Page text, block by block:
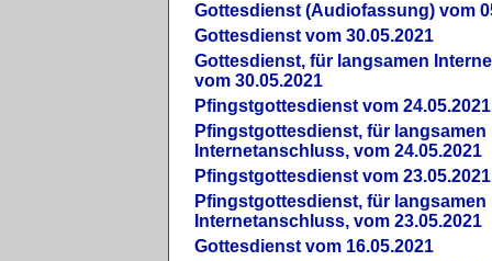
Gottesdienst (Audiofassung) vom
Gottesdienst vom 30.05.2021
Gottesdienst, für langsamen
vom 30.05.2021
Pfingstgottesdienst vom 24.05.2021
Pfingstgottesdienst, für langsamen
Internetanschluss, vom 24.05.2021
Pfingstgottesdienst vom 23.05.2021
Pfingstgottesdienst, für langsamen
Internetanschluss, vom 23.05.2021
Gottesdienst vom 16.05.2021